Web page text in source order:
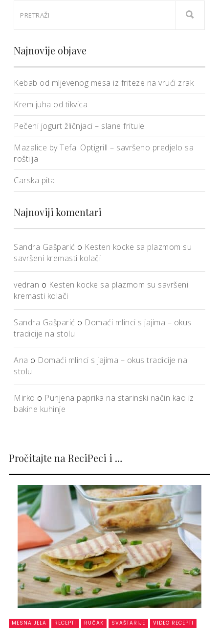
Najnovije objave
Kebab od mljevenog mesa iz friteze na vrući zrak
Krem juha od tikvica
Pečeni jogurt žličnjaci – slane fritule
Mazalice by Tefal Optigrill – savršeno predjelo sa
roštilja
Carska pita
Najnoviji komentari
Sandra Gašparić o Kesten kocke sa plazmom su
savršeni kremasti kolači
vedran o Kesten kocke sa plazmom su savršeni
kremasti kolači
Sandra Gašparić o Domaći mlinci s jajima – okus
tradicije na stolu
Ana o Domaći mlinci s jajima – okus tradicije na
stolu
Mirko o Punjena paprika na starinski način kao iz
bakine kuhinje
Pročitajte na ReciPeci i …
MESNA JELA RECEPTI RUČAK SVAŠTARIJE VIDEO RECEPTI